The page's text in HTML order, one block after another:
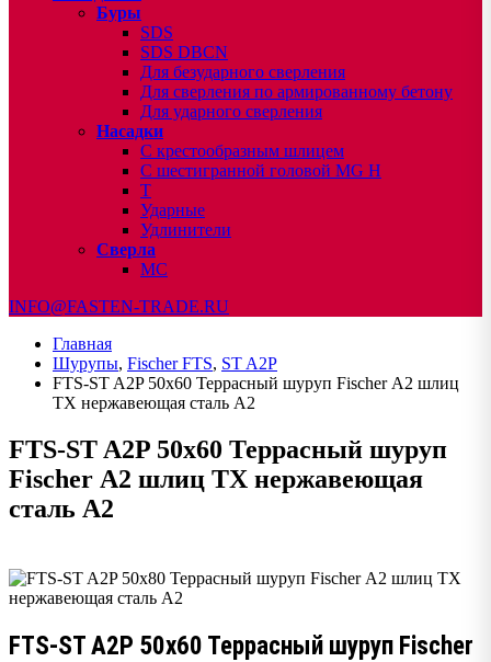
Буры
SDS
SDS DBCN
Для безударного сверления
Для сверления по армированному бетону
Для ударного сверления
Насадки
С крестообразным шлицем
С шестигранной головой MG H
T
Ударные
Удлинители
Сверла
МС
INFO@FASTEN-TRADE.RU
Главная
Шурупы, Fischer FTS, ST A2P
FTS-ST A2P 50х60 Террасный шуруп Fischer А2 шлиц
TX нержавеющая сталь А2
FTS-ST A2P 50х60 Террасный шуруп
Fischer А2 шлиц TX нержавеющая
сталь А2
FTS-ST A2P 50х60 Террасный шуруп Fischer